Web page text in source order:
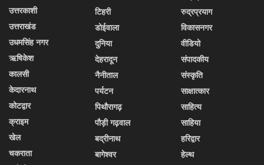
उत्तरकाशी
उत्तराखंड
उधमसिंह नगर
ऋषिकेश
कालसी
केदारनाथ
कोटद्वार
क्राइम
खेल
चकराता
टिहरी
डोईवाला
दुनिया
देहरादून
नैनीताल
पर्यटन
पिथौरागढ़
पौड़ी गढ़वाल
बद्रीनाथ
बागेश्वर
रुद्रप्रयाग
विकासनगर
वीडियो
संपादकीय
संस्कृति
साक्षात्कार
साहित्य
साहिया
हरिद्वार
हेल्थ